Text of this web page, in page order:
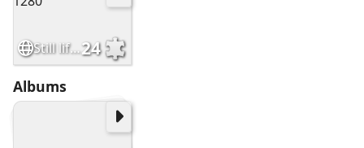
Still life 1011484 128024
Albums